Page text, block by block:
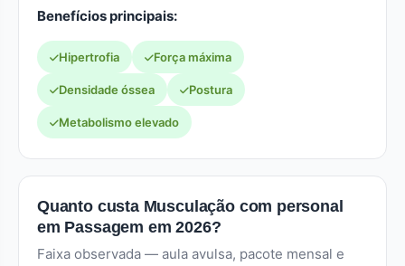
Benefícios principais:
Hipertrofia Força máxima
Densidade óssea Postura
Metabolismo elevado
Quanto custa Musculação com personal
em Passagem em 2026?
Faixa observada — aula avulsa, pacote mensal e